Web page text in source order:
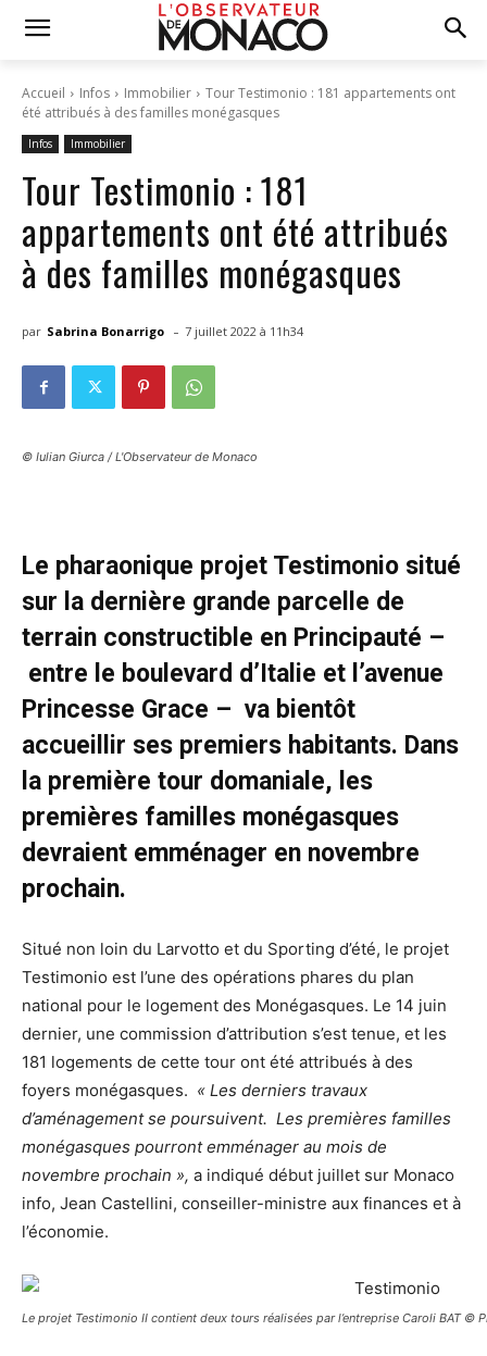
Accueil Infos Immobilier
Tour Testimonio : 181 appartements ont
été attribués à des familles monégasques
Infos Immobilier
Tour Testimonio : 181
appartements ont été attribués
à des familles monégasques
par Sabrina Bonarrigo - 7 juillet 2022 à 11h34
© Iulian Giurca / L'Observateur de Monaco
Le pharaonique projet Testimonio situé
sur la dernière grande parcelle de
terrain constructible en Principauté –
entre le boulevard d’Italie et l’avenue
Princesse Grace – va bientôt
accueillir ses premiers habitants. Dans
la première tour domaniale, les
premières familles monégasques
devraient emménager en novembre
prochain.
Situé non loin du Larvotto et du Sporting d’été, le projet
Testimonio est l’une des opérations phares du plan
national pour le logement des Monégasques. Le 14 juin
dernier, une commission d’attribution s’est tenue, et les
181 logements de cette tour ont été attribués à des
foyers monégasques. « Les derniers travaux
d’aménagement se poursuivent. Les premières familles
monégasques pourront emménager au mois de
novembre prochain », a indiqué début juillet sur Monaco
info, Jean Castellini, conseiller-ministre aux finances et à
l’économie.
Le projet Testimonio II contient deux tours réalisées par l’entreprise Caroli BAT ©